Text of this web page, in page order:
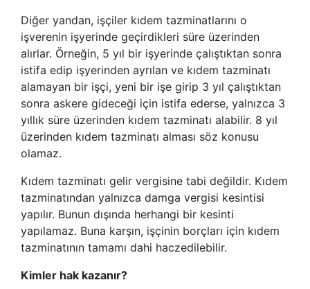
Diğer yandan, işçiler kıdem tazminatlarını o
işverenin işyerinde geçirdikleri süre üzerinden
alırlar. Örneğin, 5 yıl bir işyerinde çalıştıktan sonra
istifa edip işyerinden ayrılan ve kıdem tazminatı
alamayan bir işçi, yeni bir işe girip 3 yıl çalıştıktan
sonra askere gideceği için istifa ederse, yalnızca 3
yıllık süre üzerinden kıdem tazminatı alabilir. 8 yıl
üzerinden kıdem tazminatı alması söz konusu
olamaz.
Kıdem tazminatı gelir vergisine tabi değildir. Kıdem
tazminatından yalnızca damga vergisi kesintisi
yapılır. Bunun dışında herhangi bir kesinti
yapılamaz. Buna karşın, işçinin borçları için kıdem
tazminatının tamamı dahi haczedilebilir.
Kimler hak kazanır?